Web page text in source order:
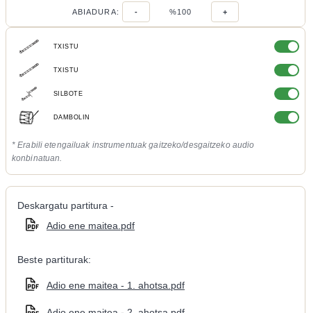
ABIADURA: - %100 +
TXISTU
TXISTU
SILBOTE
DAMBOLIN
* Erabili etengailuak instrumentuak gaitzeko/desgaitzeko audio
konbinatuan.
Deskargatu partitura -
Adio ene maitea.pdf
Beste partiturak:
Adio ene maitea - 1. ahotsa.pdf